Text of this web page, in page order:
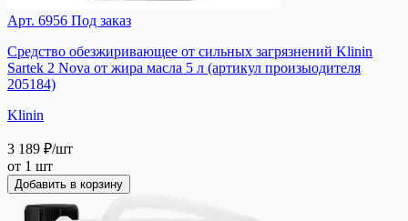
Арт. 6956 Под заказ
Средство обезжиривающее от сильных загрязнений Klinin
Sartek 2 Nova от жира масла 5 л (артикул произыодителя
205184)
Klinin
3 189 ₽/шт
от 1 шт
Добавить в корзину